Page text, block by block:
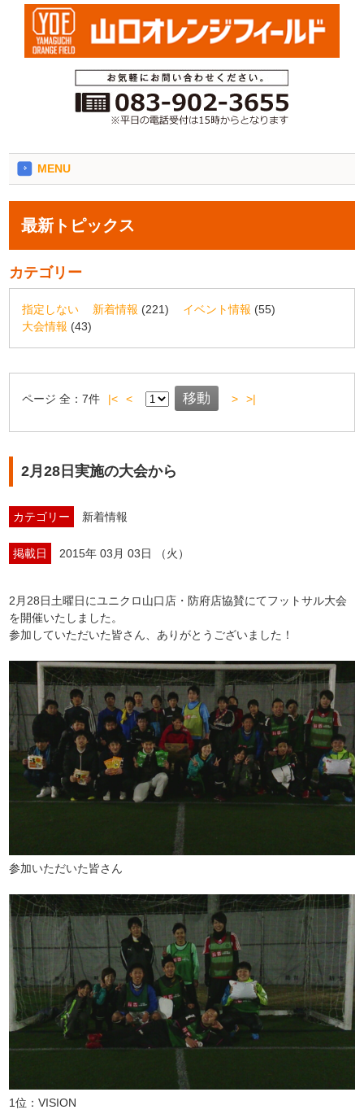
MENU
最新トピックス
カテゴリー
指定しない 新着情報 (221) イベント情報 (55)
大会情報 (43)
ページ 全：7件 |< < > >|
2月28日実施の大会から
カテゴリー 新着情報
掲載日 2015年 03月 03日 （火）
2月28日土曜日にユニクロ山口店・防府店協賛にてフットサル大会
を開催いたしました。
参加していただいた皆さん、ありがとうございました！
参加いただいた皆さん
1位：VISION